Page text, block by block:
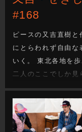
#168
ピースの又吉直樹
にとらわれず自由な
いく。 東北各地を
二人のここでしか見
を生み出す姿は必見
果たしてどんな自由
念館、滴生舎、ほか